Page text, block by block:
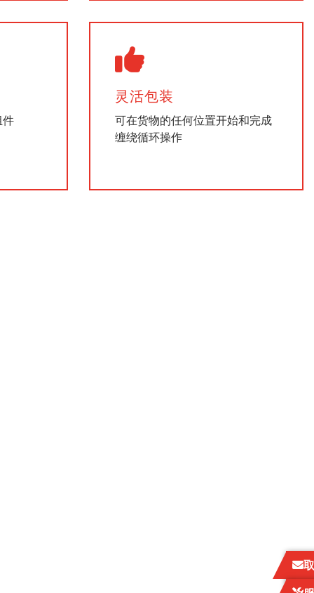
件
灵活包装
可在货物的任何位置开始和完成
缠绕循环操作